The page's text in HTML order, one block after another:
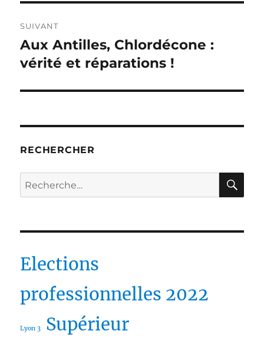
SUIVANT
Publication
suivante :
Aux Antilles, Chlordécone :
vérité et réparations !
RECHERCHER
Recherche
pour :
Elections
professionnelles 2022
Lyon 3 Supérieur